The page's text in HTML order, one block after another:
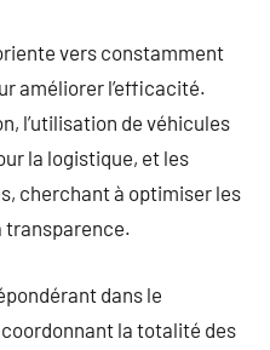
vers constamment
améliorer l’efficacité.
l’utilisation de véhicules
la logistique, et les
cherchant à optimiser les
transparence.
dans le
la totalité des